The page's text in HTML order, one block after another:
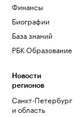
Финансы
Биографии
База знаний
РБК Образование
Новости
регионов
Санкт-Петербург
и область